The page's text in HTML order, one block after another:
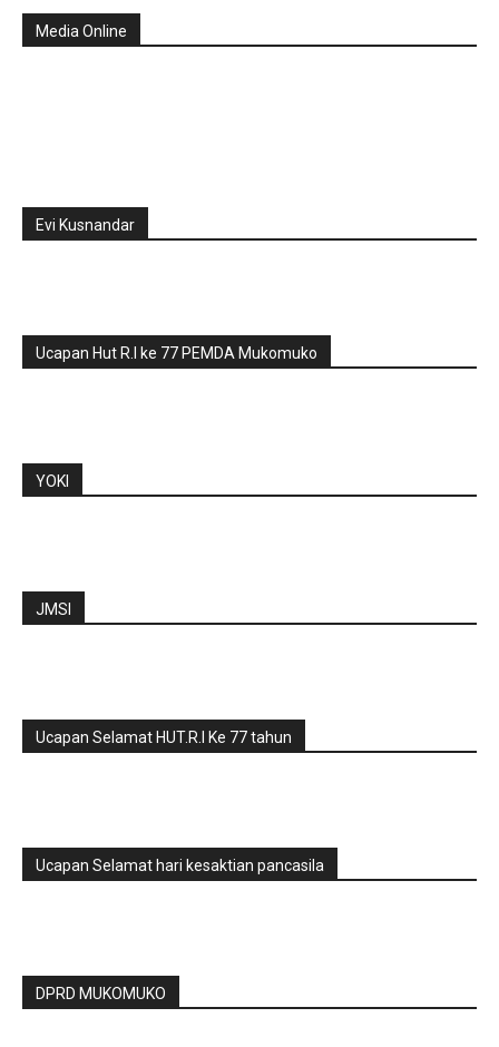
Media Online
Evi Kusnandar
Ucapan Hut R.I ke 77 PEMDA Mukomuko
YOKI
JMSI
Ucapan Selamat HUT.R.I Ke 77 tahun
Ucapan Selamat hari kesaktian pancasila
DPRD MUKOMUKO